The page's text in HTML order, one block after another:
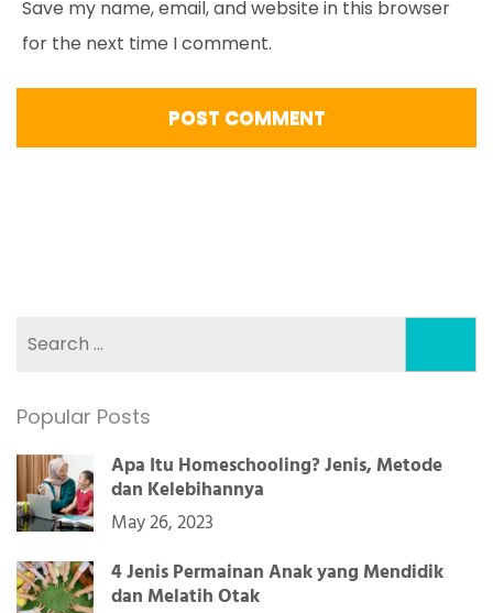
Save my name, email, and website in this browser
for the next time I comment.
Popular Posts
Apa Itu Homeschooling? Jenis, Metode
dan Kelebihannya
May 26, 2023
4 Jenis Permainan Anak yang Mendidik
dan Melatih Otak